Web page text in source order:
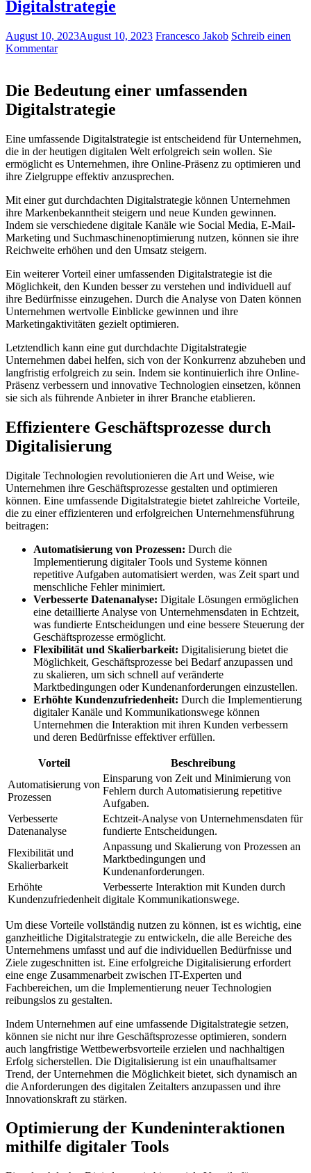
Digitalstrategie
August 10, 2023August 10, 2023 Francesco Jakob Schreib einen
Kommentar
Die Bedeutung einer umfassenden
Digitalstrategie
Eine umfassende Digitalstrategie ist‌ entscheidend für Unternehmen,
die in der heutigen digitalen Welt erfolgreich sein wollen. Sie
ermöglicht es Unternehmen, ihre Online-Präsenz zu optimieren und
‍ihre Zielgruppe effektiv anzusprechen.
Mit ⁢einer gut durchdachten Digitalstrategie können Unternehmen
ihre Markenbekanntheit steigern und neue Kunden gewinnen.
Indem ⁤sie⁢ verschiedene digitale Kanäle wie Social Media, E-Mail-
Marketing und Suchmaschinenoptimierung nutzen, können sie ihre
Reichweite erhöhen und den Umsatz steigern.
Ein weiterer Vorteil einer umfassenden Digitalstrategie ist die
Möglichkeit, den Kunden ⁢besser zu verstehen und individuell auf
ihre Bedürfnisse einzugehen.‍ Durch die Analyse von Daten können
Unternehmen wertvolle Einblicke gewinnen und ihre
Marketingaktivitäten gezielt optimieren.
Letztendlich kann eine gut durchdachte Digitalstrategie
Unternehmen dabei helfen, sich von der Konkurrenz abzuheben und
langfristig erfolgreich zu sein. Indem⁢ sie ‌kontinuierlich ihre Online-
Präsenz‌ verbessern‍ und innovative Technologien ⁢einsetzen, können
sie sich als führende Anbieter⁢ in ihrer Branche⁢ etablieren.
Effizientere Geschäftsprozesse durch
Digitalisierung
Digitale Technologien revolutionieren die Art und Weise, wie
Unternehmen ihre Geschäftsprozesse ⁣gestalten und optimieren
können. Eine umfassende Digitalstrategie bietet zahlreiche ⁣Vorteile,
die zu ​einer effizienteren und erfolgreichen Unternehmensführung
beitragen:
Automatisierung von Prozessen: Durch⁢ die
Implementierung digitaler Tools und Systeme können
repetitive Aufgaben automatisiert werden, was Zeit⁤ spart und
menschliche Fehler minimiert.
Verbesserte​ Datenanalyse: Digitale Lösungen ermöglichen
⁢eine detaillierte ‍Analyse von Unternehmensdaten in Echtzeit,
⁤was fundierte Entscheidungen und eine​ bessere Steuerung der
Geschäftsprozesse ermöglicht.
Flexibilität und Skalierbarkeit: Digitalisierung bietet die
Möglichkeit, Geschäftsprozesse⁤ bei Bedarf anzupassen und
zu skalieren, um sich schnell auf ⁢veränderte
Marktbedingungen oder Kundenanforderungen einzustellen.
Erhöhte Kundenzufriedenheit: Durch die Implementierung⁢
digitaler Kanäle und Kommunikationswege können
Unternehmen die Interaktion mit ihren Kunden verbessern
und‌ deren Bedürfnisse effektiver ​erfüllen.
Vorteil
Beschreibung
Automatisierung von
Prozessen
Einsparung von Zeit und Minimierung von
Fehlern durch Automatisierung repetitive
Aufgaben.
Verbesserte
Datenanalyse
Echtzeit-Analyse von Unternehmensdaten für
fundierte Entscheidungen.
Flexibilität und
Skalierbarkeit
Anpassung und Skalierung von Prozessen an
Marktbedingungen und
Kundenanforderungen.
Erhöhte
Kundenzufriedenheit
Verbesserte Interaktion mit⁤ Kunden durch
digitale Kommunikationswege.
Um diese ⁣Vorteile vollständig nutzen zu können, ist es wichtig, eine
ganzheitliche Digitalstrategie zu entwickeln, die alle Bereiche des
Unternehmens umfasst und auf die individuellen Bedürfnisse und⁣
Ziele zugeschnitten​ ist. Eine erfolgreiche Digitalisierung erfordert
eine enge Zusammenarbeit zwischen IT-Experten und
Fachbereichen, um die Implementierung neuer Technologien
reibungslos zu gestalten.
Indem Unternehmen auf eine⁣ umfassende Digitalstrategie setzen,
können ⁣sie nicht ⁣nur ‍ihre Geschäftsprozesse optimieren, sondern
auch langfristige ​Wettbewerbsvorteile erzielen⁣ und nachhaltigen
Erfolg sicherstellen. Die Digitalisierung ist⁣ ein unaufhaltsamer
Trend, der Unternehmen ‌die Möglichkeit bietet, sich dynamisch⁣ an
die Anforderungen des digitalen Zeitalters anzupassen ⁣und⁣ ihre
Innovationskraft zu stärken.
Optimierung der Kundeninteraktionen
mithilfe digitaler ‍Tools